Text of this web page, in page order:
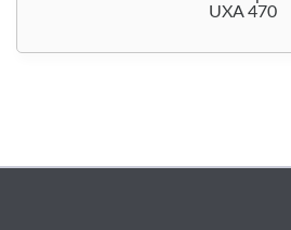
UXA 470